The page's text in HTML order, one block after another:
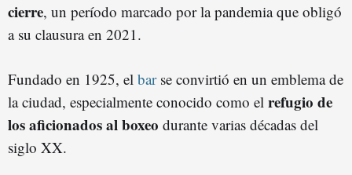
cierre, un período marcado por la pandemia que obligó
a su clausura en 2021.
Fundado en 1925, el barse convirtió en un emblema de
la ciudad, especialmente conocido como el refugio de
los aficionados al boxeo durante varias décadas del
siglo XX.